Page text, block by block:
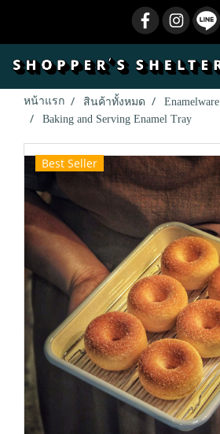
หน้าแรก สินค้าทั้งหมด
Enamelware
Baking and Serving Enamel Tray
Best Seller